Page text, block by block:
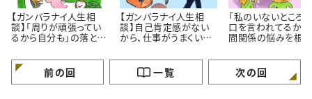
【ガンバラナイ人生相
談】「周りが頑張ってい
るから自分も」の落とし
けていますか？
【ガンバラナイ人生相
談】自己肯定感がない
から、仕事がうまくいき
「私のいないところ
口を言われてるかも
間関係の悩みを根っ
ガンバラナイ人生相
前の回 一覧 次の回